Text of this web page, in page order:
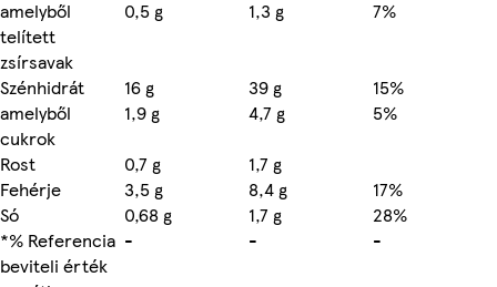
amelyből
telített
zsírsavak
0,5 g 1,3 g 7%
Szénhidrát 16 g 39 g
15%
amelyből
cukrok
1,9 g 4,7 g
5%
Rost
0,7 g
1,7 g
Fehérje
3,5 g 8,4 g
17%
Só
0,68 g 1,7 g
28%
*% Referencia
beviteli érték
- - -